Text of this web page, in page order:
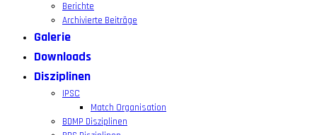
Berichte
Archivierte Beiträge
Galerie
Downloads
Disziplinen
IPSC
Match Organisation
BDMP Disziplinen